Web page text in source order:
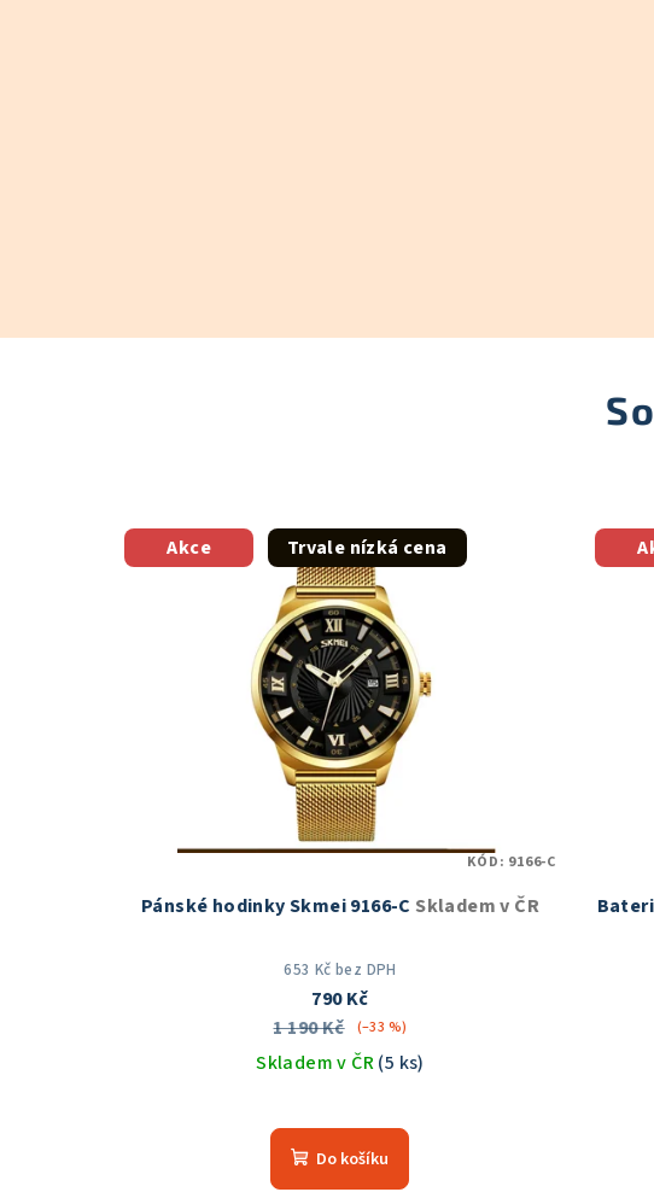
Akce Trvale nízká cena
Pánské hodinky Skmei 9166-C Skladem v ČR
653 Kč bez DPH
790 Kč
1 190 Kč
(–33 %)
Skladem v ČR(5 ks)
hodnocení
produktu
Do košíku
KÓD: 9166-C